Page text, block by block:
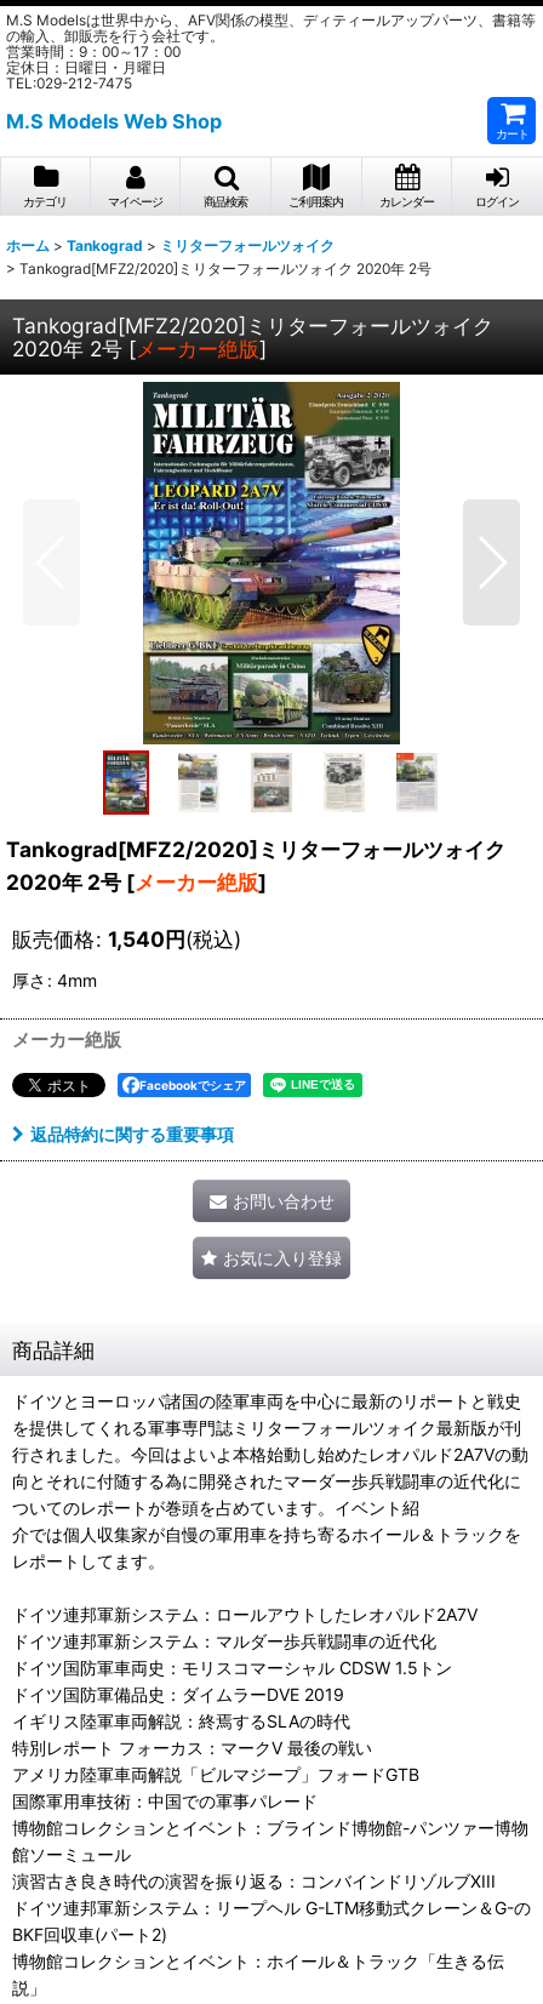
M.S Modelsは世界中から、AFV関係の模型、ディティールアップパーツ、書籍等
の輸入、卸販売を行う会社です。
営業時間：9：00～17：00
定休日：日曜日・月曜日
TEL:029-212-7475
M.S Models Web Shop
カート
カテゴリ マイページ 商品検索 ご利用案内 カレンダー ログイン
ホーム > Tankograd > ミリターフォールツォイク
> Tankograd[MFZ2/2020]ミリターフォールツォイク 2020年 2号
Tankograd[MFZ2/2020]ミリターフォールツォイク
2020年 2号 [メーカー絶版]
Tankograd[MFZ2/2020]ミリターフォールツォイク
2020年 2号 [メーカー絶版]
販売価格: 1,540円(税込)
厚さ : 4mm
メーカー絶版
Facebookでシェア
返品特約に関する重要事項
お問い合わせ
お気に入り登録
商品詳細
ドイツとヨーロッパ諸国の陸軍車両を中心に最新のリポートと戦史
を提供してくれる軍事専門誌ミリターフォールツォイク最新版が刊
行されました。今回はよいよ本格始動し始めたレオパルド2A7Vの動
向とそれに付随する為に開発されたマーダー歩兵戦闘車の近代化に
ついてのレポートが巻頭を占めています。イベント紹
介では個人収集家が自慢の軍用車を持ち寄るホイール＆トラックを
レポートしてます。
ドイツ連邦軍新システム：ロールアウトしたレオパルド2A7V
ドイツ連邦軍新システム：マルダー歩兵戦闘車の近代化
ドイツ国防軍車両史：モリスコマーシャル CDSW 1.5トン
ドイツ国防軍備品史：ダイムラーDVE 2019
イギリス陸軍車両解説：終焉するSLAの時代
特別レポート フォーカス：マークV 最後の戦い
アメリカ陸軍車両解説「ビルマジープ」フォードGTB
国際軍用車技術：中国での軍事パレード
博物館コレクションとイベント：ブラインド博物館-パンツァー博物
館ソーミュール
演習古き良き時代の演習を振り返る：コンバインドリゾルブXIII
ドイツ連邦軍新システム：リープヘル G-LTM移動式クレーン＆G-の
BKF回収車(パート2)
博物館コレクションとイベント：ホイール＆トラック「生きる伝
説」